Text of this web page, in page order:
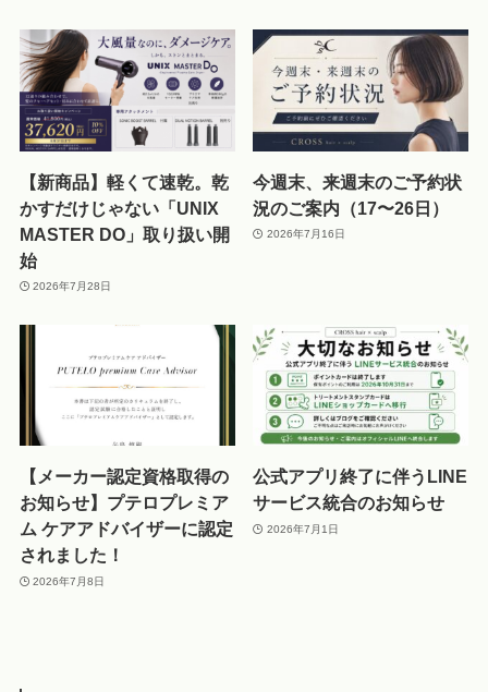
【新商品】軽くて速乾。乾
かすだけじゃない「UNIX
MASTER DO」取り扱い開
始
2026年7月28日
今週末、来週末のご予約状
況のご案内（17〜26日）
2026年7月16日
【メーカー認定資格取得の
お知らせ】プテロプレミア
ム ケアアドバイザーに認定
されました！
2026年7月8日
公式アプリ終了に伴うLINE
サービス統合のお知らせ
2026年7月1日